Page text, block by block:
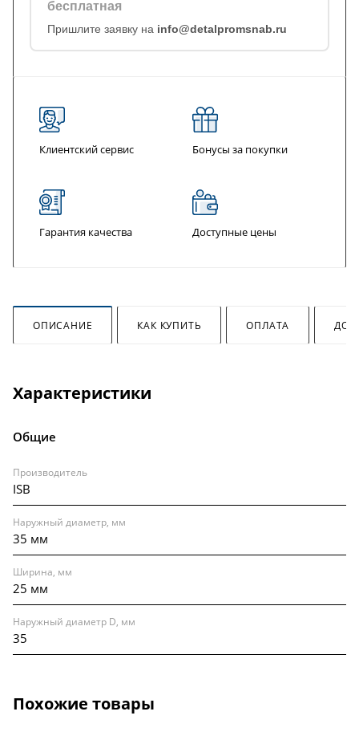
бесплатная
Пришлите заявку на info@detalpromsnab.ru
Клиентский сервис Бонусы за покупки
Гарантия качества Доступные цены
ОПИСАНИЕ КАК КУПИТЬ ОПЛАТА
Характеристики
Общие
Производитель
ISB
Наружный диаметр, мм
35 мм
Ширина, мм
25 мм
Наружный диаметр D, мм
35
Похожие товары